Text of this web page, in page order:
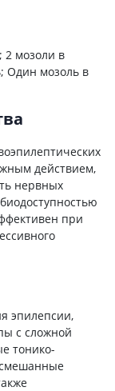
2 мозоли в
Один мозоль в
действием,
нервных
при
эпилепсии,
с сложной
тонико-
смешанные